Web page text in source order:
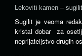
Lekoviti kamen – sugilit
Sugilit je veoma
kristal dobar za
neprijateljstvo drugih